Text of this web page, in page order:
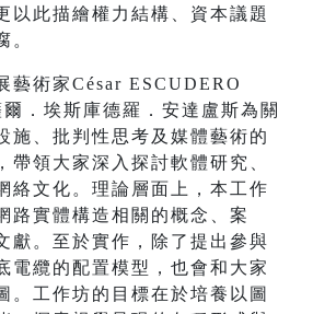
以此描繪權力結構、資本議題
。
藝術家César ESCUDERO
．埃斯庫德羅．安達盧斯為關
施、批判性思考及媒體藝術的
帶領大家深入探討軟體研究、
絡文化。理論層面上，本工作
路實體構造相關的概念、案
獻。至於實作，除了提出參與
電纜的配置模型，也會和大家
。工作坊的目標在於培養以圖